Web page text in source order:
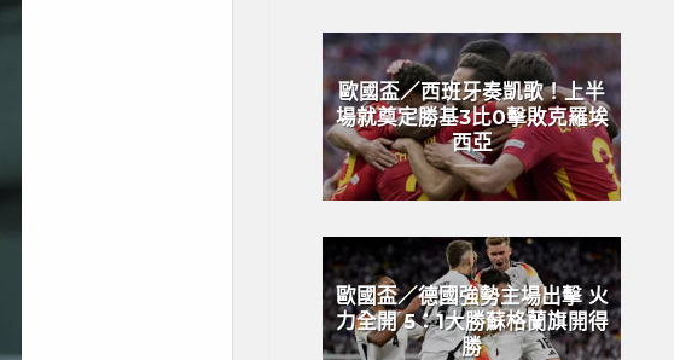
歐國盃／西班牙奏凱歌！上半
場就奠定勝基3比0擊敗克羅埃
西亞
歐國盃／德國強勢主場出擊 火
力全開 5：1大勝蘇格蘭旗開得
勝